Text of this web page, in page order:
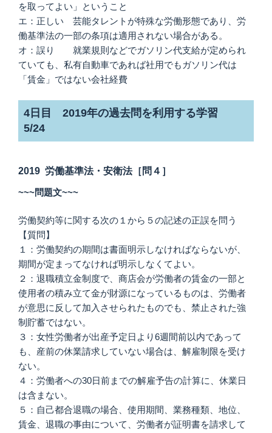
を取ってよい」ということ
エ：正しい 芸能タレントが特殊な労働形態であり、労
働基準法の一部の条項は適用されない場合がある。
オ：誤り 就業規則などでガソリン代支給が定められ
ていても、私有自動車であれば社用でもガソリン代は
「賃金」ではない会社経費
4日目 2019年の過去問を利用する学習
5/24
2019 労働基準法・安衛法［問４］
~~~問題文~~~
労働契約等に関する次の１から５の記述の正誤を問う
【質問】
１：労働契約の期間は書面明示しなければならないが、
期間が定まってなければ明示しなくてよい。
２：退職積立金制度で、商店会が労働者の賃金の一部と
使用者の積み立て金が財源になっているものは、労働者
が意思に反して加入させられたものでも、禁止された強
制貯蓄ではない。
３：女性労働者が出産予定日より6週間前以内であって
も、産前の休業請求していない場合は、解雇制限を受け
ない。
４：労働者への30日前までの解雇予告の計算に、休業日
は含まない。
５：自己都合退職の場合、使用期間、業務種類、地位、
賃金、退職の事由について、労働者が証明書を請求して